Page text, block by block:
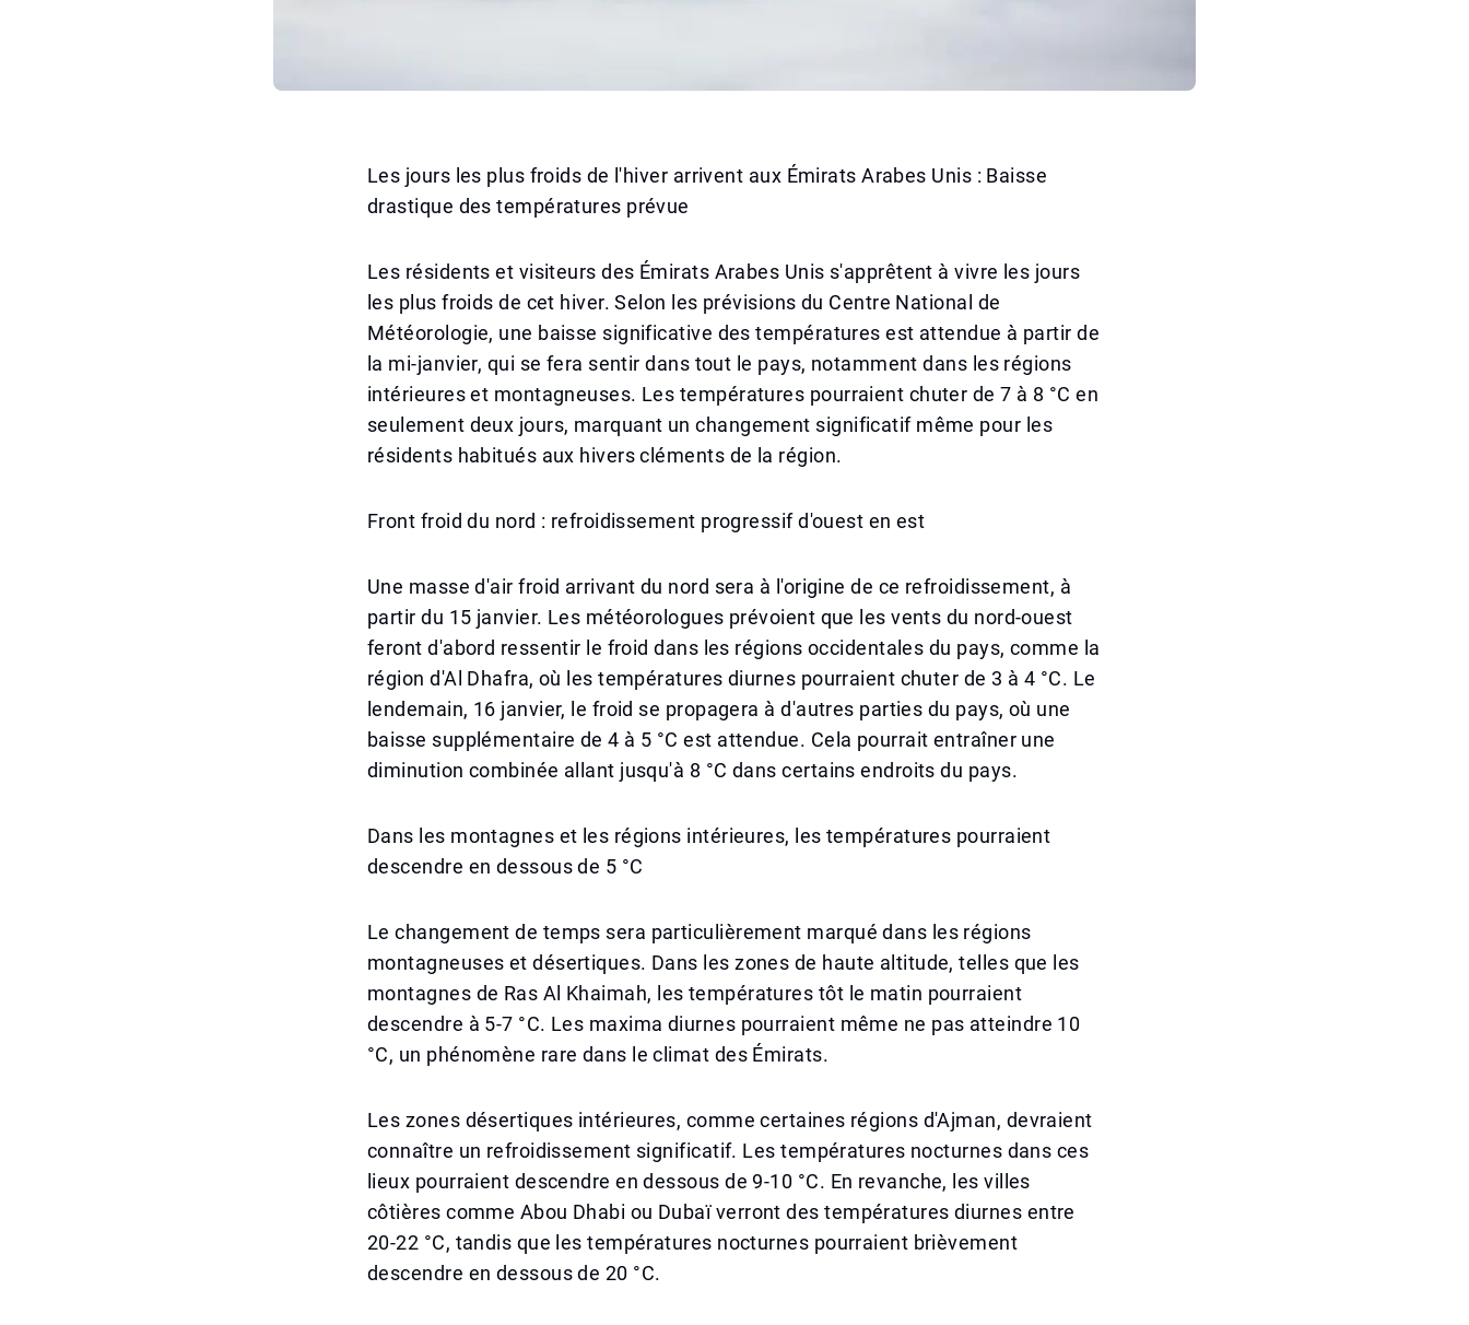
Les jours les plus froids de l'hiver arrivent aux Émirats Arabes Unis : Baisse
drastique des températures prévue
Les résidents et visiteurs des Émirats Arabes Unis s'apprêtent à vivre les jours
les plus froids de cet hiver. Selon les prévisions du Centre National de
Météorologie, une baisse significative des températures est attendue à partir de
la mi-janvier, qui se fera sentir dans tout le pays, notamment dans les régions
intérieures et montagneuses. Les températures pourraient chuter de 7 à 8 °C en
seulement deux jours, marquant un changement significatif même pour les
résidents habitués aux hivers cléments de la région.
Front froid du nord : refroidissement progressif d'ouest en est
Une masse d'air froid arrivant du nord sera à l'origine de ce refroidissement, à
partir du 15 janvier. Les météorologues prévoient que les vents du nord-ouest
feront d'abord ressentir le froid dans les régions occidentales du pays, comme la
région d'Al Dhafra, où les températures diurnes pourraient chuter de 3 à 4 °C. Le
lendemain, 16 janvier, le froid se propagera à d'autres parties du pays, où une
baisse supplémentaire de 4 à 5 °C est attendue. Cela pourrait entraîner une
diminution combinée allant jusqu'à 8 °C dans certains endroits du pays.
Dans les montagnes et les régions intérieures, les températures pourraient
descendre en dessous de 5 °C
Le changement de temps sera particulièrement marqué dans les régions
montagneuses et désertiques. Dans les zones de haute altitude, telles que les
montagnes de Ras Al Khaimah, les températures tôt le matin pourraient
descendre à 5-7 °C. Les maxima diurnes pourraient même ne pas atteindre 10
°C, un phénomène rare dans le climat des Émirats.
Les zones désertiques intérieures, comme certaines régions d'Ajman, devraient
connaître un refroidissement significatif. Les températures nocturnes dans ces
lieux pourraient descendre en dessous de 9-10 °C. En revanche, les villes
côtières comme Abou Dhabi ou Dubaï verront des températures diurnes entre
20-22 °C, tandis que les températures nocturnes pourraient brièvement
descendre en dessous de 20 °C.